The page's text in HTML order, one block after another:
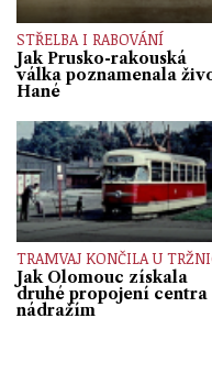
STŘELBA I RABOVÁNÍ
Jak Prusko-rakouská
válka poznamenala
Hané
TRAMVAJ KONČILA U
Jak Olomouc získala
druhé propojení centra
nádražím